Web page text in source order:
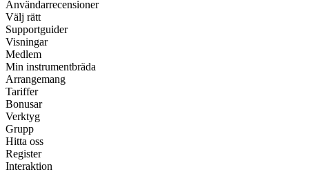
Användarrecensioner
Välj rätt
Supportguider
Visningar
Medlem
Min instrumentbräda
Arrangemang
Tariffer
Bonusar
Verktyg
Grupp
Hitta oss
Register
Interaktion